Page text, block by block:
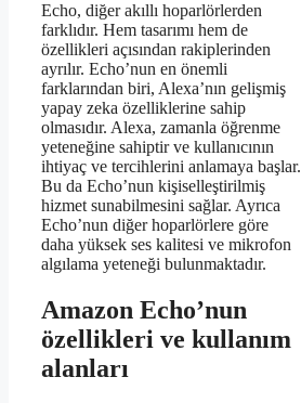
Echo, diğer akıllı hoparlörlerden
farklıdır. Hem tasarımı hem de
özellikleri açısından rakiplerinden
ayrılır. Echo’nun en önemli
farklarından biri, Alexa’nın gelişmiş
yapay zeka özelliklerine sahip
olmasıdır. Alexa, zamanla öğrenme
yeteneğine sahiptir ve kullanıcının
ihtiyaç ve tercihlerini anlamaya başlar.
Bu da Echo’nun kişiselleştirilmiş
hizmet sunabilmesini sağlar. Ayrıca
Echo’nun diğer hoparlörlere göre
daha yüksek ses kalitesi ve mikrofon
algılama yeteneği bulunmaktadır.
Amazon Echo’nun
özellikleri ve kullanım
alanları